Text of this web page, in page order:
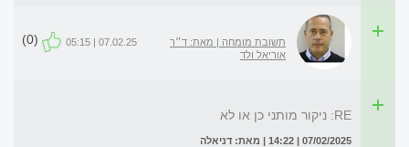
תשובת מומחה | מאת: ד״ר
אוריאל ולד
07.02.25 | 05:15
(0)
RE: ניקור מותני כן או לא
07/02/2025 | 14:22 | מאת: דניאלה